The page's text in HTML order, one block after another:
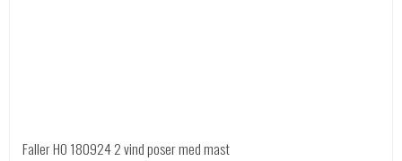
Faller HO 180924 2 vind poser med mast